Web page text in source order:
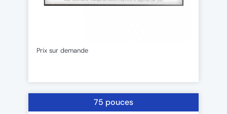
Prix sur demande
75 pouces